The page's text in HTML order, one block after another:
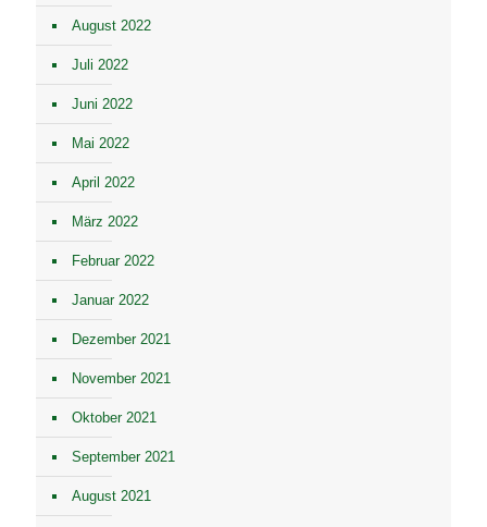
August 2022
Juli 2022
Juni 2022
Mai 2022
April 2022
März 2022
Februar 2022
Januar 2022
Dezember 2021
November 2021
Oktober 2021
September 2021
August 2021